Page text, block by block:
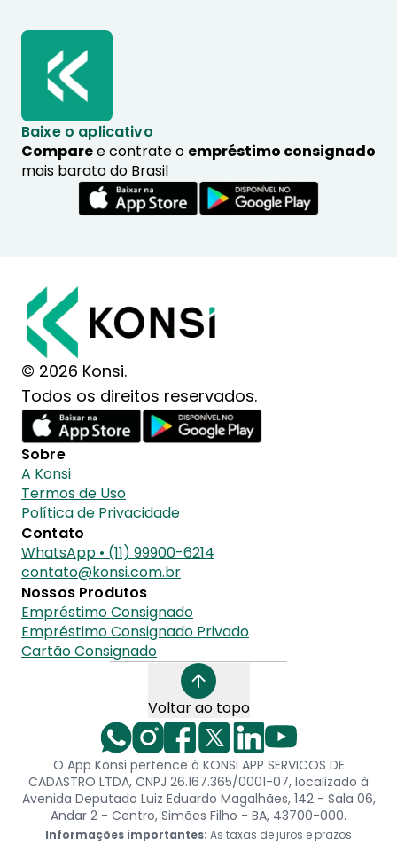
Baixe o aplicativo
Comparee contrate o empréstimo consignado
mais barato do Brasil
© 2026 Konsi.
Todos os direitos reservados.
Sobre
A Konsi
Termos de Uso
Política de Privacidade
Contato
WhatsApp • (11) 99900-6214
contato@konsi.com.br
Nossos Produtos
Empréstimo Consignado
Empréstimo Consignado Privado
Cartão Consignado
Voltar ao topo
O App Konsi pertence à KONSI APP SERVICOS DE
CADASTRO LTDA, CNPJ 26.167.365/0001-07, localizado à
Avenida Deputado Luiz Eduardo Magalhães, 142 - Sala 06,
Andar 2 - Centro, Simões Filho - BA, 43700-000.
Informações importantes: As taxas de juros e prazos